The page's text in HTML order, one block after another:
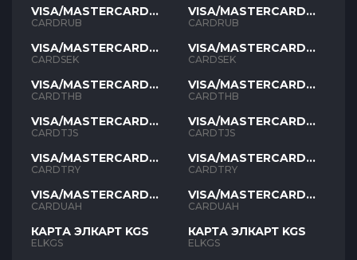
VISA/MASTERCARD
RUB
CARDRUB
VISA/MASTERCARD
SEK
CARDSEK
VISA/MASTERCARD
THB
CARDTHB
VISA/MASTERCARD
TJS
CARDTJS
VISA/MASTERCARD
TYR
CARDTRY
VISA/MASTERCARD
UAH
CARDUAH
КАРТА ЭЛКАРТ KGS
ELKGS
VISA/MASTERCARD
RUB
CARDRUB
VISA/MASTERCARD
SEK
CARDSEK
VISA/MASTERCARD
THB
CARDTHB
VISA/MASTERCARD
TJS
CARDTJS
VISA/MASTERCARD
TYR
CARDTRY
VISA/MASTERCARD
UAH
CARDUAH
КАРТА ЭЛКАРТ KGS
ELKGS